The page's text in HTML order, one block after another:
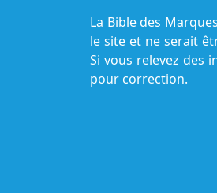
La Bible des
le site et ne serait
Si vous relevez des
pour correction.